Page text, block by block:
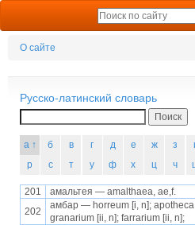
О сайте
Русско-латинский словарь
Поиск
а ↑ б в г д е ж з
р
с т у ф х ц ч
201
амальтея — amalthaea, ae,f.
202
амбар — horreum [i, n]; apotheca
granarium [ii, n]; farrarium [ii, n];